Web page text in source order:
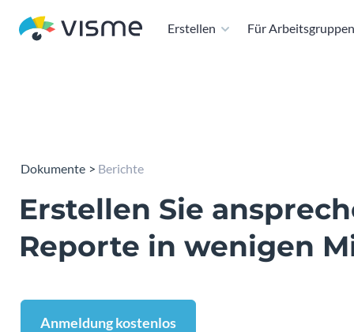
Erstellen Für Arbeitsgruppen
Dokumente Berichte
Erstellen Sie
Reporte in wenigen
Anmeldung kostenlos